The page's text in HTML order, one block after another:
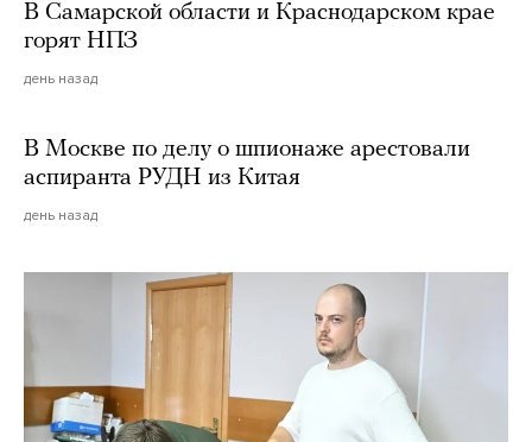
В Самарской области и Краснодарском крае
горят НПЗ
день назад
В Москве по делу о шпионаже арестовали
аспиранта РУДН из Китая
день назад